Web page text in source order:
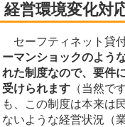
経営環境変化対
セーフティネット貸
ーマンショックのよう
れた制度なので、要件
受けられます （当然で
も、この制度は本来は
ないような経営状況（